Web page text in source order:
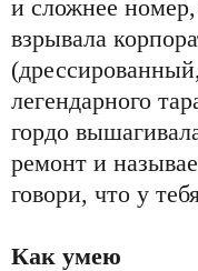
и сложнее
взрывала
легендарного
гордо
ремонт и
говори, что у
Как умею